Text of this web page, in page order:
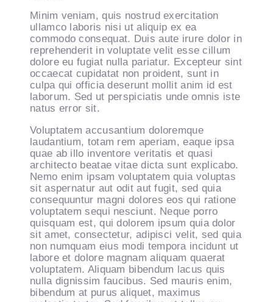
Minim veniam, quis nostrud exercitation
ullamco laboris nisi ut aliquip ex ea
commodo consequat. Duis aute irure dolor in
reprehenderit in voluptate velit esse cillum
dolore eu fugiat nulla pariatur. Excepteur sint
occaecat cupidatat non proident, sunt in
culpa qui officia deserunt mollit anim id est
laborum. Sed ut perspiciatis unde omnis iste
natus error sit.
Voluptatem accusantium doloremque
laudantium, totam rem aperiam, eaque ipsa
quae ab illo inventore veritatis et quasi
architecto beatae vitae dicta sunt explicabo.
Nemo enim ipsam voluptatem quia voluptas
sit aspernatur aut odit aut fugit, sed quia
consequuntur magni dolores eos qui ratione
voluptatem sequi nesciunt. Neque porro
quisquam est, qui dolorem ipsum quia dolor
sit amet, consectetur, adipisci velit, sed quia
non numquam eius modi tempora incidunt ut
labore et dolore magnam aliquam quaerat
voluptatem. Aliquam bibendum lacus quis
nulla dignissim faucibus. Sed mauris enim,
bibendum at purus aliquet, maximus